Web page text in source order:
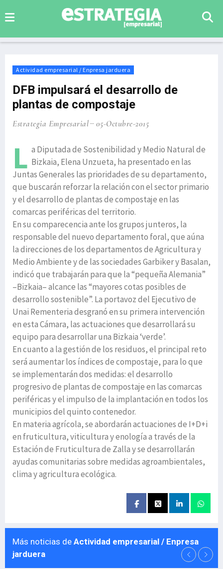
Actividad empresarial / Enpresa jarduera
DFB impulsará el desarrollo de
plantas de compostaje
Estrategia Empresarial 05-Octubre-2015
L a Diputada de Sostenibilidad y Medio Natural de
Bizkaia, Elena Unzueta, ha presentado en las
Juntas Generales las prioridades de su departamento,
que buscarán reforzar la relación con el sector primario
y el desarrollo de plantas de compostaje en las
comarcas periféricas del territorio.
En su comparecencia ante los grupos junteros, la
responsable del nuevo departamento foral, que aúna
la direcciones de los departamentos de Agricultura y
Medio Ambiente y de las sociedades Garbiker y Basalan,
indicó que trabajarán para que la “pequeña Alemania”
–Bizkaia– alcance las “mayores cotas posibles de
desarrollo sostenible”. La portavoz del Ejecutivo de
Unai Rementeria desgranó en su primera intervención
en esta Cámara, las actuaciones que desarrollará su
equipo para desarrollar una Bizkaia ‘verde’.
En cuanto a la gestión de los residuos, el principal reto
será aumentar los índices de compostaje, para lo que
se implementarán dos medidas: el desarrollo
progresivo de plantas de compostaje en las comarcas
periféricas y el impulso de la implantación en todos los
municipios del quinto contenedor.
En materia agrícola, se abordarán actuaciones de I+D+i
en fruticultura, viticultura y enología a través de la
Estación de Fruticultura de Zalla y se desarrollarán
ayudas comunitarias sobre medidas agroambientales,
clima y agricultura ecológica.
Más noticias de Actividad empresarial / Enpresa
jarduera